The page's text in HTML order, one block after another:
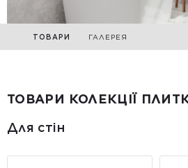
ТОВАРИ ГАЛЕРЕЯ
ТОВАРИ КОЛЕКЦІЇ
Для стін